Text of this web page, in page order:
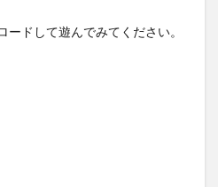
ドして遊んでみてください。